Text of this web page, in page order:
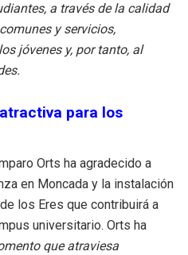
a través de la calidad
y servicios,
jóvenes y, por tanto, al
para los
Orts ha agradecido a
en Moncada y la instalación
los Eres que contribuirá a
universitario. Orts ha
que atraviesa